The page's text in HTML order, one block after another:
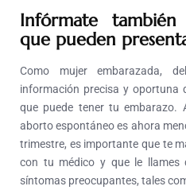
Infórmate
que pueden
Como mujer embarazada,
información precisa y oportuna
que puede tener tu embarazo.
aborto espontáneo es ahora
trimestre, es importante que te
con tu médico y que le llames
síntomas preocupantes, tales